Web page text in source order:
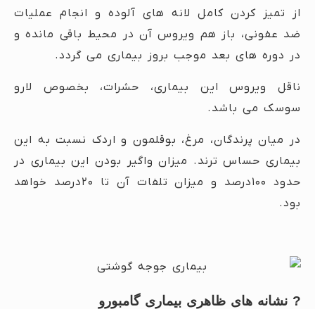
از تمیز کردن کامل لانه های آلوده و انجام عملیات
ضد عفونی، باز هم ویروس آن در محیط باقی مانده و
در دوره های بعد موجب بروز بیماری می گردد.
ناقل ویروس این بیماری، حشرات، بخصوص لارو
سوسک می باشد.
در میان پرندگان، مرغ، بوقلمون و اردک نسبت به این
بیماری حساس ترند. میزان واگیر بودن این بیماری در
حدود ۱۰۰درصد و میزان تلفات آن تا ۲۰درصد خواهد
بود.
? نشانه های ظاهری بیماری گامبورو